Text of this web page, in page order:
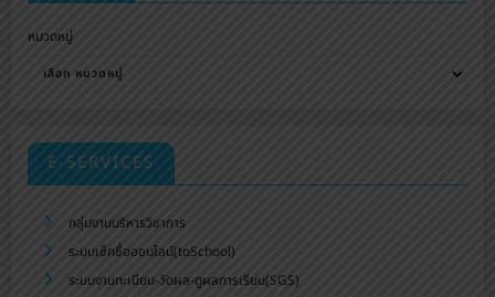
หมวดหมู่
E-SERVICES
กลุ่มงานบริหารวิชาการ
ระบบเช็คชื่อออนไลน์(toSchool)
ระบบงานทะเบียน-วัดผล-ดูผลการเรียน(SGS)